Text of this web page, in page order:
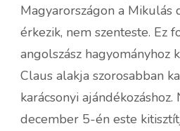
Magyarországon a Mikulás
érkezik, nem szenteste. Ez
angolszász hagyományhoz
Claus alakja szorosabban
karácsonyi
december 5-én este